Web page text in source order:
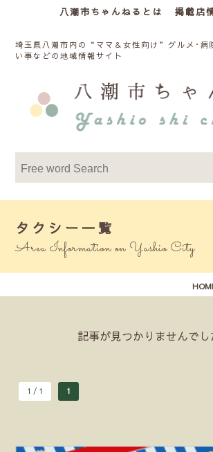
八潮市ちゃんねるとは 掲載店
埼玉県八潮市内の“ママ＆女性向け”グルメ･病
い事などの地域情報サイト
タクシー一覧
Area Information on Yashio City
記事が見つかりませんでし
1 / 1 1